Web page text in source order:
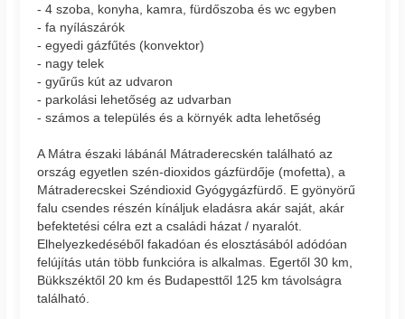
- 4 szoba, konyha, kamra, fürdőszoba és wc egyben
- fa nyílászárók
- egyedi gázfűtés (konvektor)
- nagy telek
- gyűrűs kút az udvaron
- parkolási lehetőség az udvarban
- számos a település és a környék adta lehetőség
A Mátra északi lábánál Mátraderecskén található az
ország egyetlen szén-dioxidos gázfürdője (mofetta), a
Mátraderecskei Széndioxid Gyógygázfürdő. E gyönyörű
falu csendes részén kínáljuk eladásra akár saját, akár
befektetési célra ezt a családi házat / nyaralót.
Elhelyezkedéséből fakadóan és elosztásából adódóan
felújítás után több funkcióra is alkalmas. Egertől 30 km,
Bükkszéktől 20 km és Budapesttől 125 km távolságra
található.